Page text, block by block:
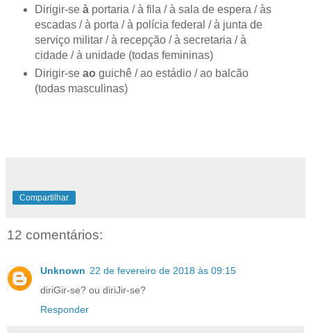
Dirigir-se àportaria / à fila / à sala de espera / às
escadas / à porta / à polícia federal / à junta de
serviço militar / à recepção / à secretaria / à
cidade / à unidade (todas femininas)
Dirigir-se ao guichê / ao estádio / ao balcão
(todas masculinas)
Compartilhar
12 comentários:
Unknown 22 de fevereiro de 2018 às 09:15
diriGir-se? ou diriJir-se?
Responder